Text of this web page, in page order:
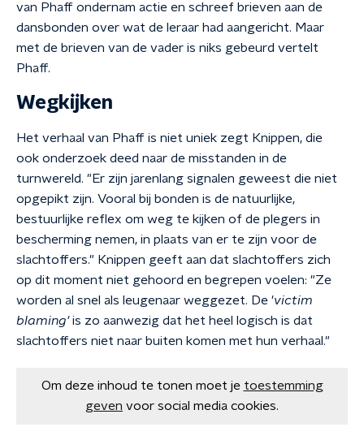
van Phaff ondernam actie en schreef brieven aan de
dansbonden over wat de leraar had aangericht. Maar
met de brieven van de vader is niks gebeurd vertelt
Phaff.
Wegkijken
Het verhaal van Phaff is niet uniek zegt Knippen, die
ook onderzoek deed naar de misstanden in de
turnwereld. "Er zijn jarenlang signalen geweest die niet
opgepikt zijn. Vooral bij bonden is de natuurlijke,
bestuurlijke reflex om weg te kijken of de plegers in
bescherming nemen, in plaats van er te zijn voor de
slachtoffers." Knippen geeft aan dat slachtoffers zich
op dit moment niet gehoord en begrepen voelen: "Ze
worden al snel als leugenaar weggezet. De 'victim
blaming'is zo aanwezig dat het heel logisch is dat
slachtoffers niet naar buiten komen met hun verhaal."
Om deze inhoud te tonen moet je toestemming
geven voor social media cookies.